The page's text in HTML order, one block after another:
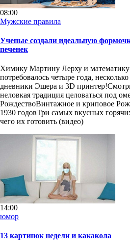
08:00
Мужские правила
Ученые создали идеальную
печенек
Химику Мартину Лерху и
потребовалось четыре года,
дневники Эшера и 3D
неловкая традиция целоваться под
РождествоВинтажное и криповое
1930 годовТри самых вкусных
чего их готовить (видео)
14:00
юмор
13 картинок недели и какакола